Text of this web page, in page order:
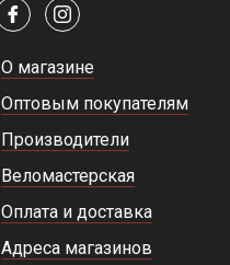
О магазине
Оптовым покупателям
Производители
Веломастерская
Оплата и доставка
Адреса магазинов